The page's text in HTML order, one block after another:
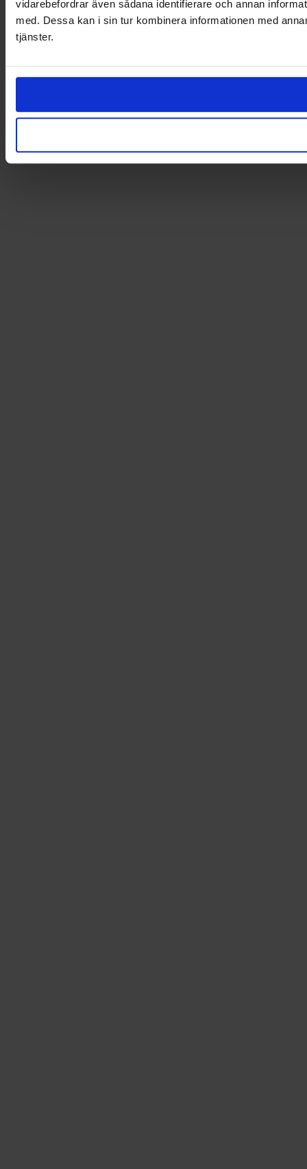
vidarebefordrar även sådana identifierare och annan
med. Dessa kan i sin tur kombinera informationen med
tjänster.